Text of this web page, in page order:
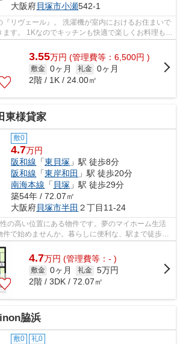
大阪府貝塚市小瀬542-1
『リヴェール』。 洗濯機が室内におけるお住まいで
す。 1Kなのでキッチンも快適で楽しくお料理もで
ゼット付き...
3.55万円 (管理費等：6,500円 )
敷金 0ヶ月 礼金 0ヶ月
2階 / 1K / 24.00㎡
東様貸家
敷0
4.7万円
阪和線 「東貝塚 」駅 徒歩8分
阪和線 「東岸和田 」駅 徒歩20分
南海本線 「貝塚 」駅 徒歩29分
築54年 / 72.07㎡
大阪府貝塚市半田 ２丁目11-24
の高い位置にある物件です。夢のマイホーム生活
で始めませんか。暮らしに便利な、駅まで徒歩8
件はペットと暮...
4.7万円 (管理費等：- )
敷金 0ヶ月 礼金 5万円
2階 / 3DK / 72.07㎡
脇浜
敷0 礼0